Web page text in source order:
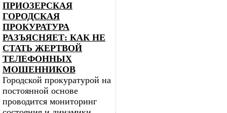
ПРИОЗЕРСКАЯ
ГОРОДСКАЯ
ПРОКУРАТУРА
РАЗЪЯСНЯЕТ: КАК НЕ
СТАТЬ ЖЕРТВОЙ
ТЕЛЕФОННЫХ
МОШЕННИКОВ
Городской прокуратурой на
постоянной основе
проводится мониторинг